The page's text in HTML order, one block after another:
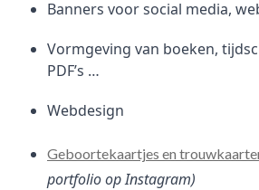
Banners voor social media,
Vormgeving van boeken,
PDF’s …
Webdesign
Geboortekaartjes en
portfolio op Instagram)